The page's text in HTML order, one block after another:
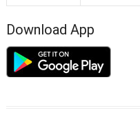
Download App